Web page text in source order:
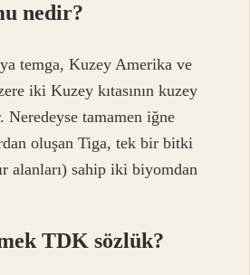
nedir?
temga, Kuzey Amerika ve
iki Kuzey kıtasının kuzey
Neredeyse tamamen iğne
oluşan Tiga, tek bir bitki
alanları) sahip iki biyomdan
TDK sözlük?